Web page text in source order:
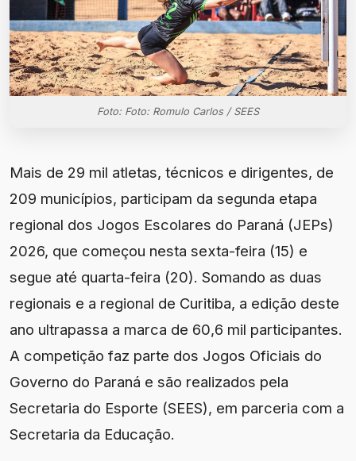
Foto: Foto: Romulo Carlos / SEES
Mais de 29 mil atletas, técnicos e dirigentes, de
209 municípios, participam da segunda etapa
regional dos Jogos Escolares do Paraná (JEPs)
2026, que começou nesta sexta-feira (15) e
segue até quarta-feira (20). Somando as duas
regionais e a regional de Curitiba, a edição deste
ano ultrapassa a marca de 60,6 mil participantes.
A competição faz parte dos Jogos Oficiais do
Governo do Paraná e são realizados pela
Secretaria do Esporte (SEES), em parceria com a
Secretaria da Educação.